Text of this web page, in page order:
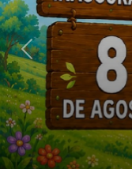
Siguiente